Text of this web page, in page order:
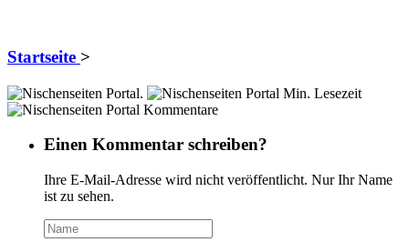
Startseite >
.
Min. Lesezeit
Kommentare
Einen Kommentar schreiben?
Ihre E-Mail-Adresse wird nicht veröffentlicht. Nur Ihr Name
ist zu sehen.